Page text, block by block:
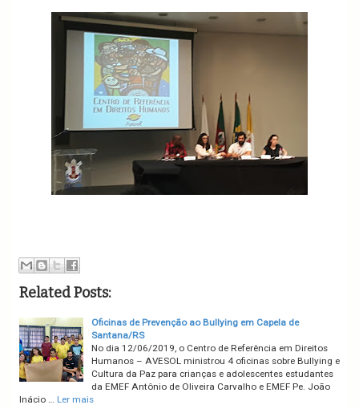
Related Posts:
Oficinas de Prevenção ao Bullying em Capela de
Santana/RS
No dia 12/06/2019, o Centro de Referência em Direitos
Humanos – AVESOL ministrou 4 oficinas sobre Bullying e
Cultura da Paz para crianças e adolescentes estudantes
da EMEF Antônio de Oliveira Carvalho e EMEF Pe. João
Inácio … Ler mais